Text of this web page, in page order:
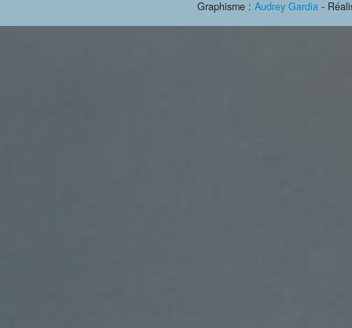
Graphisme : Audrey Gardia -